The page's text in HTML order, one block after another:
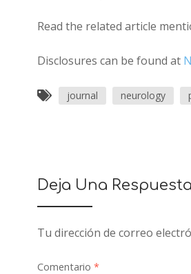
Read the related article
Disclosures can be found at
journal neurology
Deja Una Respuesta
Tu dirección de correo
Comentario *